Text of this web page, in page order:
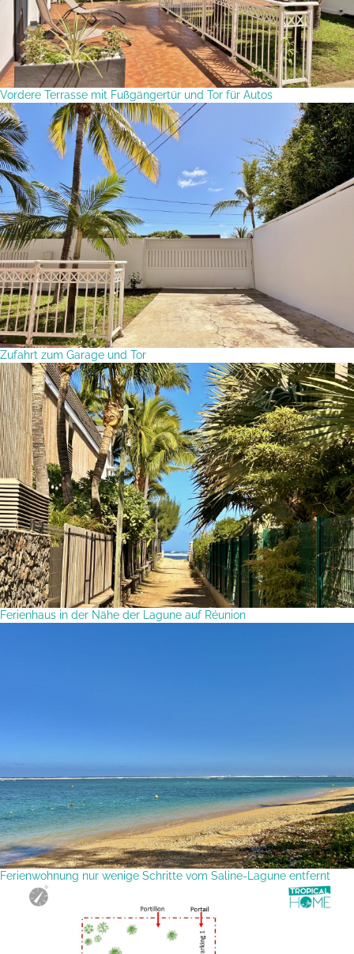
Vordere Terrasse mit Fußgängertür und Tor für Autos
Zufahrt zum Garage und Tor
Ferienhaus in der Nähe der Lagune auf Réunion
Ferienwohnung nur wenige Schritte vom Saline-Lagune entfernt